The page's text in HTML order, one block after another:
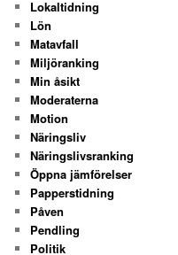
Lokaltidning
Lön
Matavfall
Miljöranking
Min åsikt
Moderaterna
Motion
Näringsliv
Näringslivsranking
Öppna jämförelser
Papperstidning
Påven
Pendling
Politik